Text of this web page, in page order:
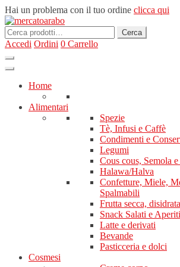
Hai un problema con il tuo ordine clicca qui
Cerca: Cerca
Accedi Ordini 0 Carrello
Home
Alimentari
Spezie
Tè, Infusi e Caffè
Condimenti e
Legumi
Cous cous, Semola
Halawa/Halva
Confetture, Miele,
Spalmabili
Frutta secca,
Snack Salati e
Latte e derivati
Bevande
Pasticceria e dolci
Cosmesi